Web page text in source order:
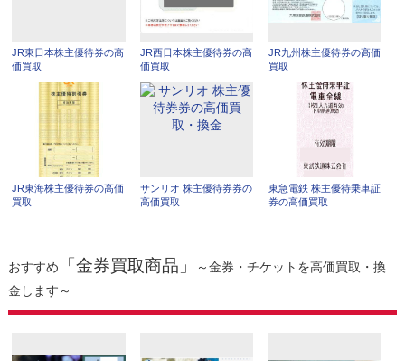
JR東日本株主優待券の高
価買取
JR西日本株主優待券の高
価買取
JR九州株主優待券の高価
買取
JR東海株主優待券の高価
買取
サンリオ 株主優待券券の
高価買取
東急電鉄 株主優待乗車証
券の高価買取
おすすめ 「金券買取商品」
～金券・チケットを高価買取・換
金します～